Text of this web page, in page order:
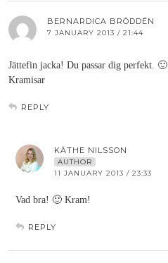
BERNARDICA BRÖDDÉN
7 JANUARY 2013 / 21:44
Jättefin jacka! Du passar dig perfekt. 🙂
Kramisar
REPLY
KÄTHE NILSSON
AUTHOR
11 JANUARY 2013 / 23:33
Vad bra! 🙂 Kram!
REPLY